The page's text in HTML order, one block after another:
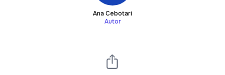
Ana Cebotari
Autor